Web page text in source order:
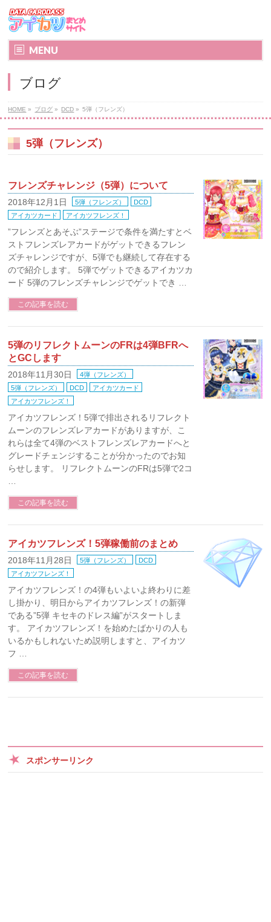
MENU
ブログ
HOME » ブログ » DCD » 5弾（フレンズ）
5弾（フレンズ）
フレンズチャレンジ（5弾）について
2018年12月1日 5弾（フレンズ）
DCD
アイカツカード
アイカツフレンズ！
”フレンズとあそぶ”ステージで条件を満たすとベ
ストフレンズレアカードがゲットできるフレン
ズチャレンジですが、5弾でも継続して存在する
ので紹介します。 5弾でゲットできるアイカツカ
ード 5弾のフレンズチャレンジでゲットでき …
この記事を読む
5弾のリフレクトムーンのFRは4弾BFRへ
とGCします
2018年11月30日
4弾（フレンズ）
5弾（フレンズ）
DCD
アイカツカード
アイカツフレンズ！
アイカツフレンズ！5弾で排出されるリフレクト
ムーンのフレンズレアカードがありますが、こ
れらは全て4弾のベストフレンズレアカードへと
グレードチェンジすることが分かったのでお知
らせします。 リフレクトムーンのFRは5弾で2コ
この記事を読む
アイカツフレンズ！5弾稼働前のまとめ
2018年11月28日 5弾（フレンズ）
DCD
アイカツフレンズ！
アイカツフレンズ！の4弾もいよいよ終わりに差
し掛かり、明日からアイカツフレンズ！の新弾
である”5弾 キセキのドレス編”がスタートしま
す。 アイカツフレンズ！を始めたばかりの人も
いるかもしれないため説明しますと、アイカツ
フ …
この記事を読む
スポンサーリンク